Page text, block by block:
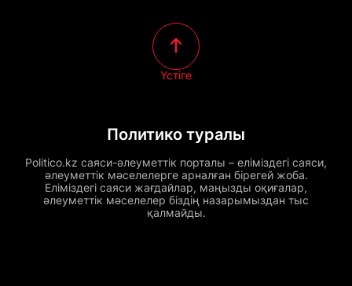
Политико туралы
Politico.kz саяси-әлеуметтік порталы – еліміздегі саяси,
әлеуметтік мәселелерге арналған бірегей жоба.
Еліміздегі саяси жағдайлар, маңызды оқиғалар,
әлеуметтік мәселелер біздің назарымыздан тыс
қалмайды.
Үстіге